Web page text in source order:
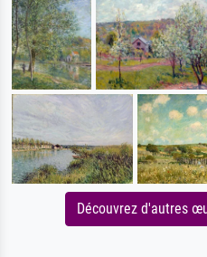
Découvrez d'autres